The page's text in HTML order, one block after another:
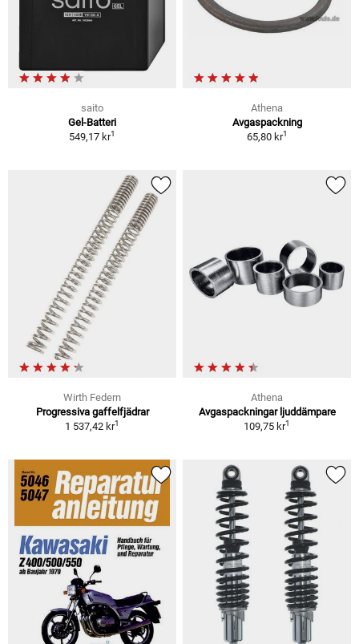
saito
Gel-Batteri
549,17 kr1
Athena
Avgaspackning
65,80 kr1
Wirth Federn
Progressiva gaffelfjädrar
1 537,42 kr1
Athena
Avgaspackningar ljuddämpare
109,75 kr1